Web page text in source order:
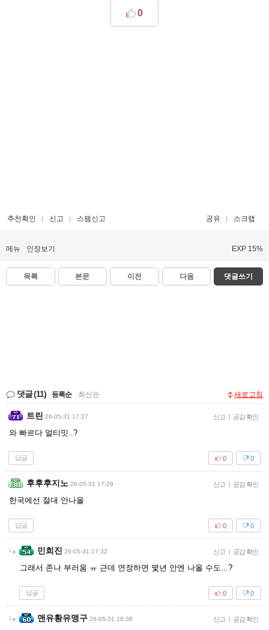
0
추천확인 신고 스팸신고 공유 스크랩
메뉴 인장보기 EXP 15%
목록 본문 이전 다음 댓글쓰기
댓글(11) 등록순 최신순 새로고침
트린 26-05-31 17:27 신고 | 공감 확인
와 빠르다 얼티밋..?
답글 0
0
후후후지노 26-05-31 17:29 신고 | 공감 확인
한국에선 절대 안나올
답글 0
0
민희진 26-05-31 17:32 신고 | 공감 확인
그래서 존나 부러움 ㅠ 근데 연장하면 몇년 안엔 나올 수도...?
답글 0
0
맨유황유맹구 26-05-31 18:38 신고 | 공감 확인